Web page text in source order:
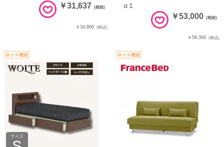
￥31,637 (税抜)
￥34,800 (税込)
α１
￥53,000 (税抜)
￥58,300 (税込)